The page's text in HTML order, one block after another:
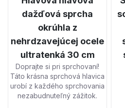
dažďová sprcha
okrúhla z
nehrdzavejúcej ocele
ultratenká 30 cm
Doprajte si pri sprchovaní!
Táto krásna sprchová hlavica
urobí z každého sprchovania
nezabudnuteľný zážitok.